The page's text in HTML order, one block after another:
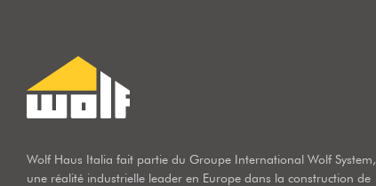
Wolf Haus Italia fait partie du Groupe International Wolf System,
une réalité industrielle leader en Europe dans la construction de